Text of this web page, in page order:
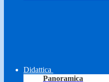
Didattica
Panoramica